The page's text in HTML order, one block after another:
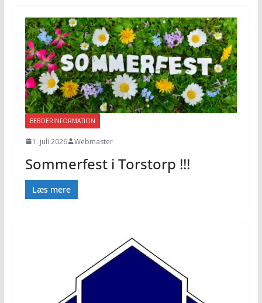
BEBOERINFORMATION
1. juli 2026 Webmaster
Sommerfest i Torstorp !!!
Læs mere